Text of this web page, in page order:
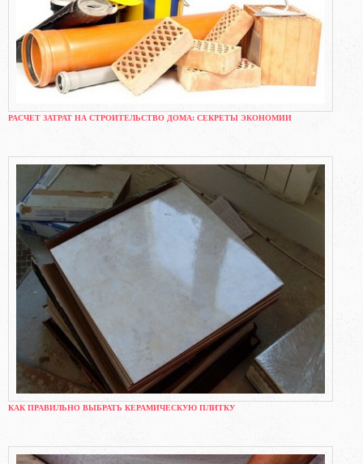
РАСЧЕТ ЗАТРАТ НА СТРОИТЕЛЬСТВО ДОМА: СЕКРЕТЫ ЭКОНОМИИ
КАК ПРАВИЛЬНО ВЫБРАТЬ КЕРАМИЧЕСКУЮ ПЛИТКУ